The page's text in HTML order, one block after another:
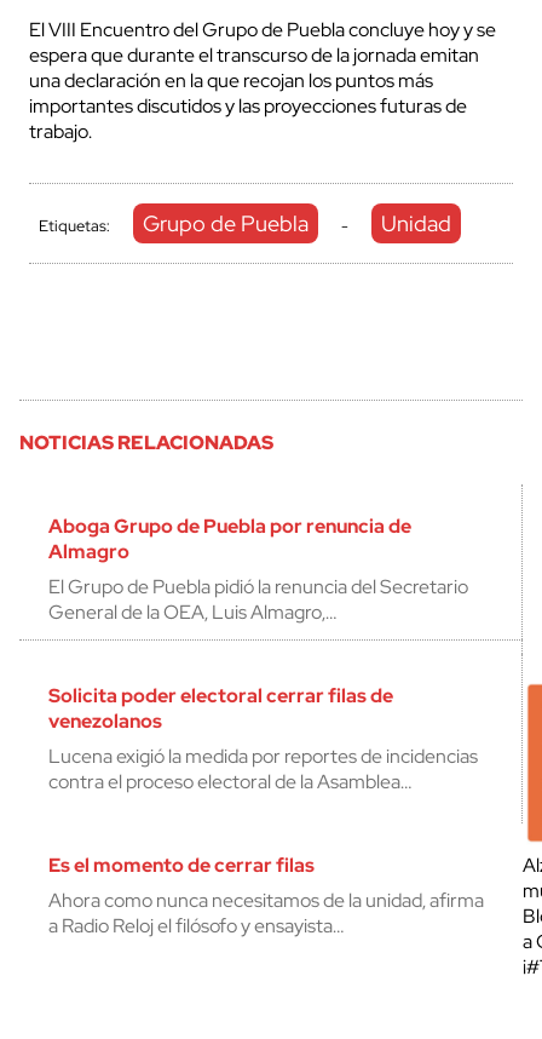
El VIII Encuentro del Grupo de Puebla concluye hoy y se
espera que durante el transcurso de la jornada emitan
una declaración en la que recojan los puntos más
importantes discutidos y las proyecciones futuras de
trabajo.
Etiquetas: Grupo de Puebla - Unidad
NOTICIAS RELACIONADAS
Aboga Grupo de Puebla por renuncia de
Almagro
El Grupo de Puebla pidió la renuncia del Secretario
General de la OEA, Luis Almagro,…
Solicita poder electoral cerrar filas de
venezolanos
Lucena exigió la medida por reportes de incidencias
contra el proceso electoral de la Asamblea…
Es el momento de cerrar filas
Ahora como nunca necesitamos de la unidad, afirma
a Radio Reloj el filósofo y ensayista…
a